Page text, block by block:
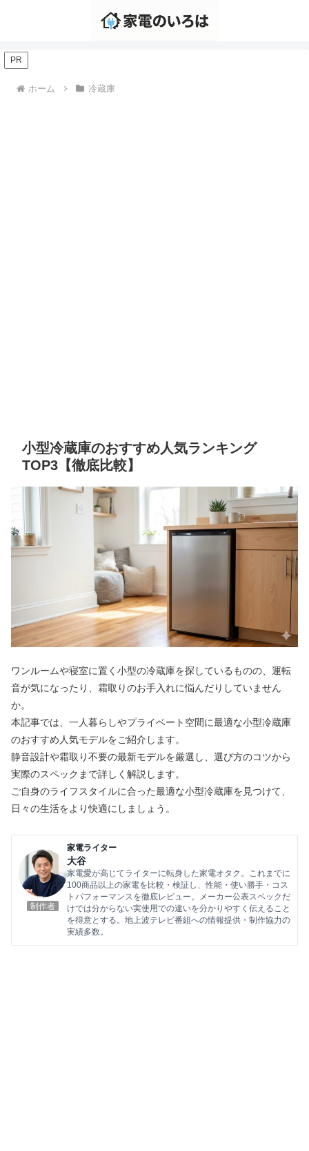
PR
ホーム 冷蔵庫
小型冷蔵庫のおすすめ人気ランキング
TOP3【徹底比較】
ワンルームや寝室に置く小型の冷蔵庫を探しているものの、運転
音が気になったり、霜取りのお手入れに悩んだりしていません
か。
本記事では、一人暮らしやプライベート空間に最適な小型冷蔵庫
のおすすめ人気モデルをご紹介します。
静音設計や霜取り不要の最新モデルを厳選し、選び方のコツから
実際のスペックまで詳しく解説します。
ご自身のライフスタイルに合った最適な小型冷蔵庫を見つけて、
日々の生活をより快適にしましょう。
制作者
家電ライター
大谷
家電愛が高じてライターに転身した家電オタク。これまでに
100商品以上の家電を比較・検証し、性能・使い勝手・コス
トパフォーマンスを徹底レビュー。メーカー公表スペックだ
けでは分からない実使用での違いを分かりやすく伝えること
を得意とする。地上波テレビ番組への情報提供・制作協力の
実績多数。